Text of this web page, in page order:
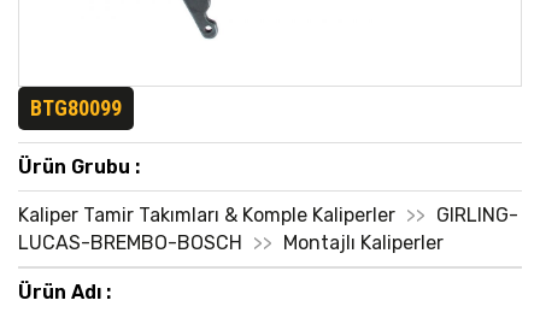
BTG80099
Ürün Grubu :
Kaliper Tamir Takımları & Komple Kaliperler >> GIRLING-
LUCAS-BREMBO-BOSCH >> Montajlı Kaliperler
Ürün Adı :